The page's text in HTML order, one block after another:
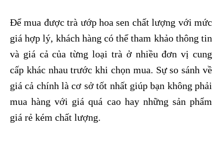
Để mua được trà ướp hoa sen chất lượng với mức
giá hợp lý, khách hàng có thể tham khảo thông tin
và giá cả của từng loại trà ở nhiều đơn vị cung
cấp khác nhau trước khi chọn mua. Sự so sánh về
giá cả chính là cơ sở tốt nhất giúp bạn không phải
mua hàng với giá quá cao hay những sản phẩm
giá rẻ kém chất lượng.